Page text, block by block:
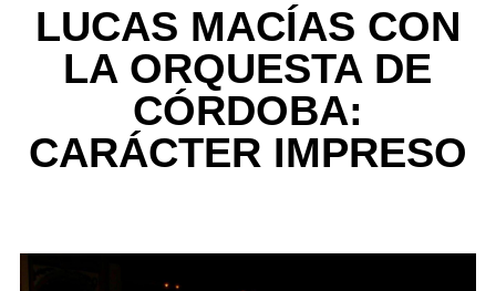
LUCAS MACÍAS CON
LA ORQUESTA DE
CÓRDOBA:
CARÁCTER IMPRESO